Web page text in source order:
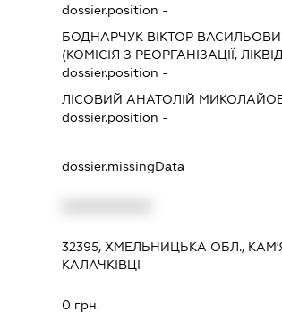
dossier.position -
БОДНАРЧУК ВІКТОР
(КОМІСІЯ З РЕОРГАНІЗАЦІЇ,
dossier.position -
ЛІСОВИЙ АНАТОЛІЙ
dossier.position -
dossier.missingData
32395, ХМЕЛЬНИЦЬКА ОБЛ.,
КАЛАЧКІВЦІ
0 грн.